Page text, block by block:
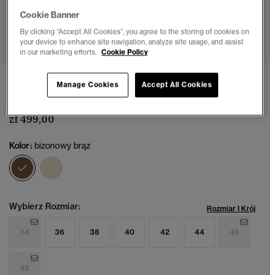
1 2 3 4 5 6 7
Kurtka hybrydowa Workwear z polarem Sherpa
(8)
zł 499,00
Kolor: bizonowy brąz
wybrano
Wybierz Rozmiar: Rozmiar I Krój
34 36 38 40 42 44 46
48
Cookie Banner
By clicking “Accept All Cookies”, you agree to the storing of cookies on
your device to enhance site navigation, analyze site usage, and assist
in our marketing efforts. Cookie Policy
Accept All Cookies
Manage Cookies